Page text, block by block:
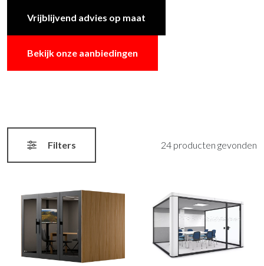
Vrijblijvend advies op maat
Bekijk onze aanbiedingen
Filters 24 producten gevonden